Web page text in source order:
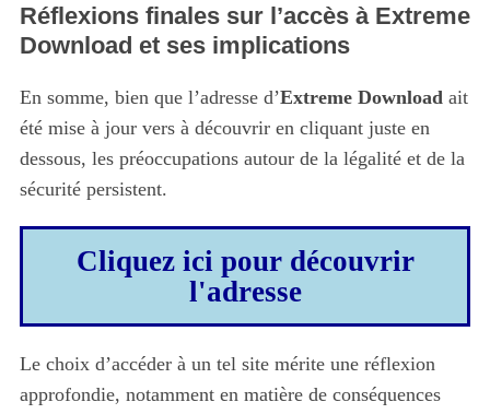
Réflexions finales sur l’accès à Extreme
Download et ses implications
En somme, bien que l’adresse d’Extreme Download ait
été mise à jour vers à découvrir en cliquant juste en
dessous, les préoccupations autour de la légalité et de la
sécurité persistent.
Cliquez ici pour découvrir
l'adresse
Le choix d’accéder à un tel site mérite une réflexion
approfondie, notamment en matière de conséquences